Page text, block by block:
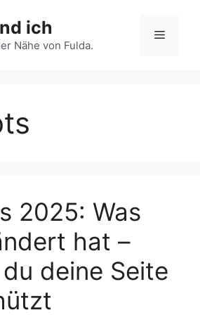
ich
Nähe von Fulda.
Menü
2025: Was
hat –
deine Seite